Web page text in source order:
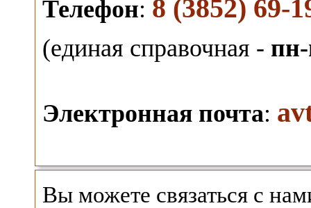
Телефон: 8 (3852) 69-
(единая справочная -
Электронная почта:
Вы можете связаться с